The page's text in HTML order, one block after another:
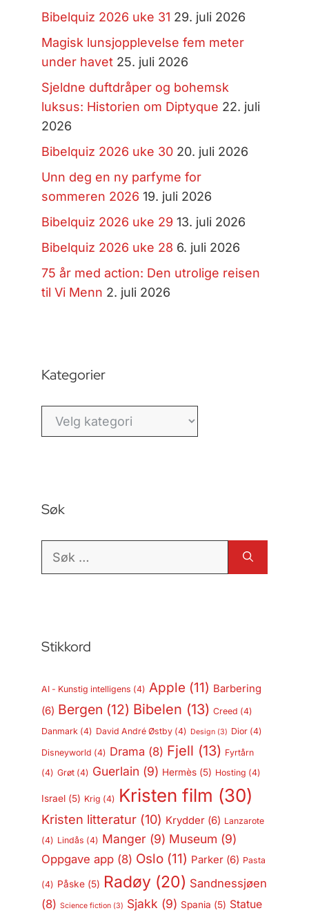
Bibelquiz 2026 uke 31 29. juli 2026
Magisk lunsjopplevelse fem meter
under havet 25. juli 2026
Sjeldne duftdråper og bohemsk
luksus: Historien om Diptyque 22. juli
2026
Bibelquiz 2026 uke 30 20. juli 2026
Unn deg en ny parfyme for
sommeren 2026 19. juli 2026
Bibelquiz 2026 uke 29 13. juli 2026
Bibelquiz 2026 uke 28 6. juli 2026
75 år med action: Den utrolige reisen
til Vi Menn 2. juli 2026
Kategorier
Kategorier
Søk
Søk
Stikkord
AI - Kunstig intelligens (4) Apple (11) Barbering
(6) Bergen (12) Bibelen (13) Creed (4)
Danmark(4) David André Østby(4) Design(3) Dior(4)
Disneyworld (4) Drama (8) Fjell (13) Fyrtårn
(4) Grøt(4) Guerlain (9) Hermès(5) Hosting (4)
Israel(5) Krig (4) Kristen film (30)
Kristen litteratur(10) Krydder(6) Lanzarote
(4) Lindås (4) Manger(9) Museum (9)
Oppgave app(8) Oslo(11) Parker(6) Pasta
(4) Påske(5) Radøy(20) Sandnessjøen
(8) Science fiction(3) Sjakk (9) Spania (5) Statue